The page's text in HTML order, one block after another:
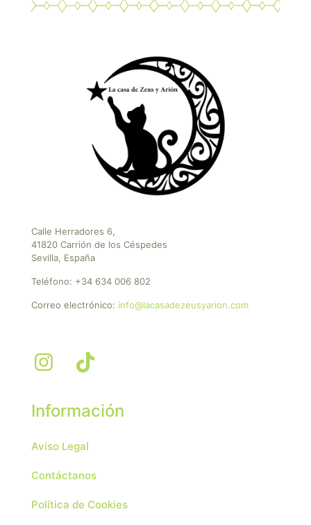
Calle Herradores 6,
41820 Carrión de los Céspedes
Sevilla, España
Teléfono: +34 634 006 802
Correo electrónico: info@lacasadezeusyarion.com
Información
Aviso Legal
Contáctanos
Política de Cookies